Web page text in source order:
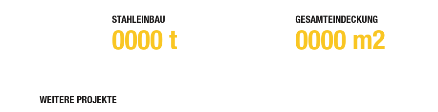
STAHLEINBAU
0000 t
GESAMTEINDECKUNG
0000 m2
WEITERE PROJEKTE